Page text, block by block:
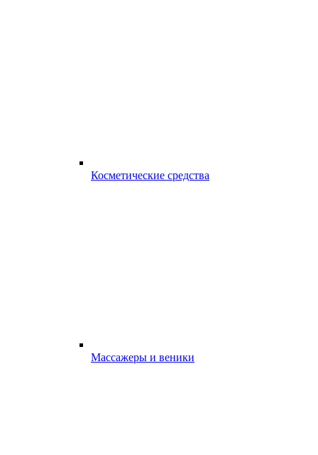
Косметические средства
Массажеры и веники